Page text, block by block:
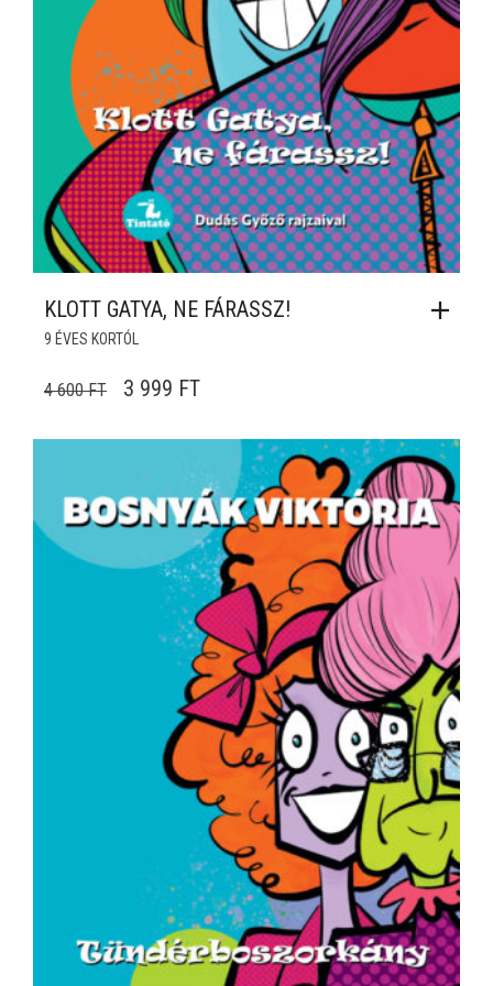
KLOTT GATYA, NE FÁRASSZ!
9 ÉVES KORTÓL
4 600FT ORIGINAL PRICE WAS: 4 600 FT.
3 999 FTCURRENT PRICE IS: 3 999 FT.